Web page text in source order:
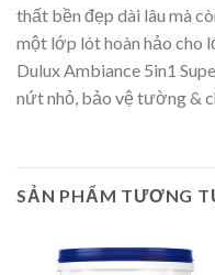
thất bền đẹp dài lâu mà
một lớp lót hoàn hảo cho
Dulux Ambiance 5in1
nứt nhỏ, bảo vệ tường &
SẢN PHẨM TƯƠNG